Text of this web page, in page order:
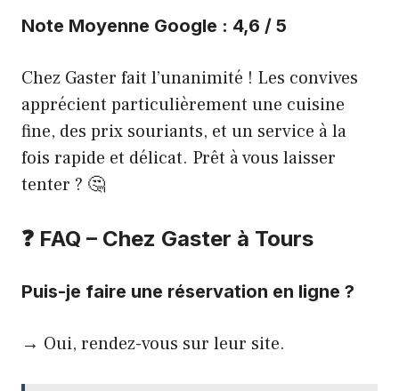
Note Moyenne Google : 4,6 / 5
Chez Gaster fait l’unanimité ! Les convives
apprécient particulièrement une cuisine
fine, des prix souriants, et un service à la
fois rapide et délicat. Prêt à vous laisser
tenter ? 🤔
❓ FAQ – Chez Gaster à Tours
Puis-je faire une réservation en ligne ?
→ Oui, rendez-vous sur leur site.